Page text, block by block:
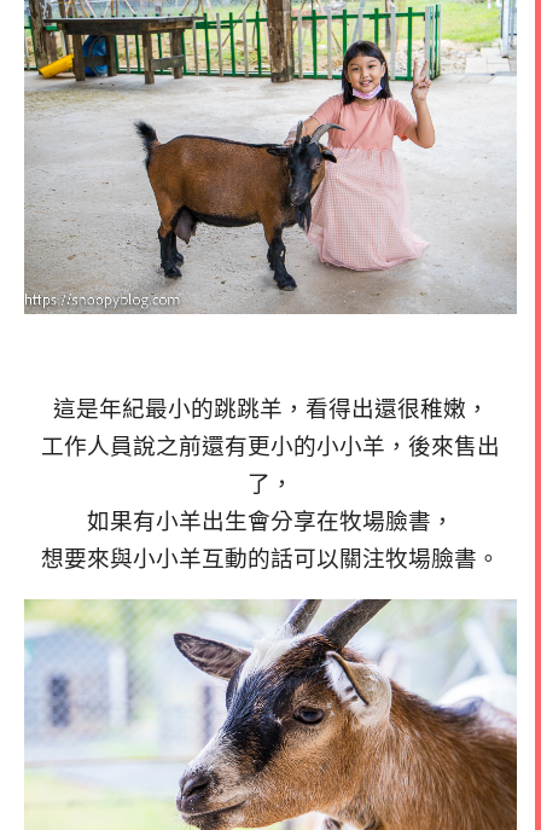
這是年紀最小的跳跳羊，看得出還很稚嫩，
工作人員說之前還有更小的小小羊，後來售出
了，
如果有小羊出生會分享在牧場臉書，
想要來與小小羊互動的話可以關注牧場臉書。